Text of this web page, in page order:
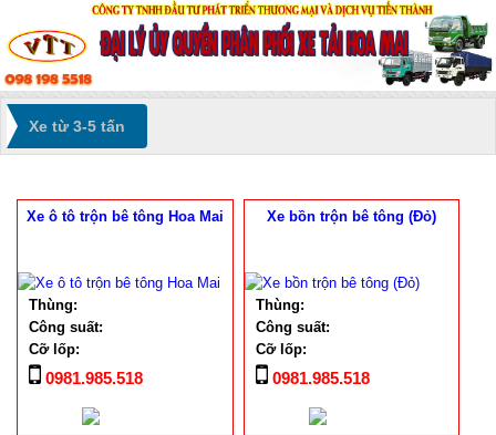
Xe từ 3-5 tấn
Xe ô tô trộn bê tông Hoa Mai
Thùng:
Công suất:
Cỡ lốp:
0981.985.518
Xe bồn trộn bê tông (Đỏ)
Thùng:
Công suất:
Cỡ lốp:
0981.985.518